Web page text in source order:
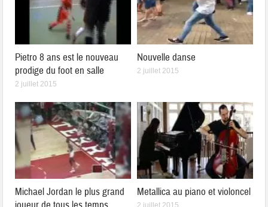
Pietro 8 ans est le nouveau
prodige du foot en salle
2 juillet 2015
Nouvelle danse
2 juillet 2015
Michael Jordan le plus grand
Metallica au piano et violoncel
2 juillet 2015